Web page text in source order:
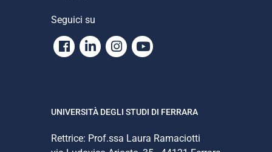
Seguici su
Facebook
LinkedinInstagram
Youtube
UNIVERSITÀ DEGLI STUDI DI FERRARA
Rettrice: Prof.ssa Laura Ramaciotti